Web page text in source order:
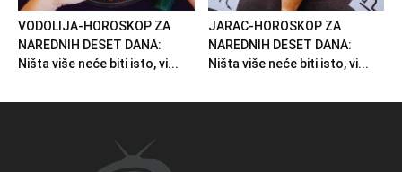
VODOLIJA-HOROSKOP ZA
NAREDNIH DESET DANA:
Ništa više neće biti isto, vi...
JARAC-HOROSKOP ZA
NAREDNIH DESET DANA:
Ništa više neće biti isto, vi...